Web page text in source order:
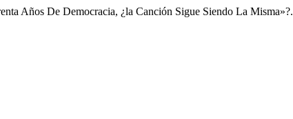
Años De Democracia, ¿la Canción Sigue Siendo La Misma»?.